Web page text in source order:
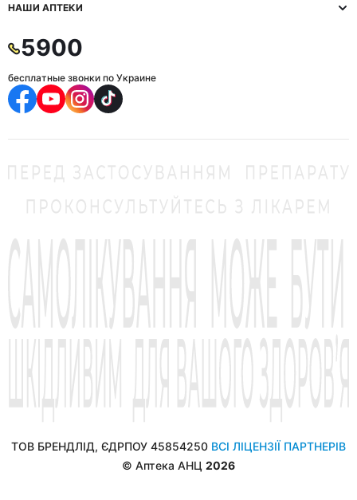
НАШИ АПТЕКИ
5900
бесплатные звонки по Украине
ТОВ БРЕНДЛІД, ЄДРПОУ 45854250 ВСІ ЛІЦЕНЗІЇ ПАРТНЕРІВ
© Аптека АНЦ 2026